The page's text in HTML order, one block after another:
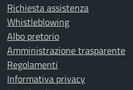
Richiesta assistenza
Whistleblowing
Albo pretorio
Amministrazione trasparente
Regolamenti
Informativa privacy